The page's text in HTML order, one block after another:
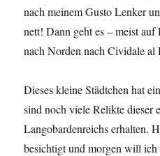
nach meinem Gusto Lenker
nett! Dann geht es – meist
nach Norden nach Cividale al
Dieses kleine Städtchen hat
sind noch viele Relikte dieser
Langobardenreichs erhalten.
besichtigt und morgen will